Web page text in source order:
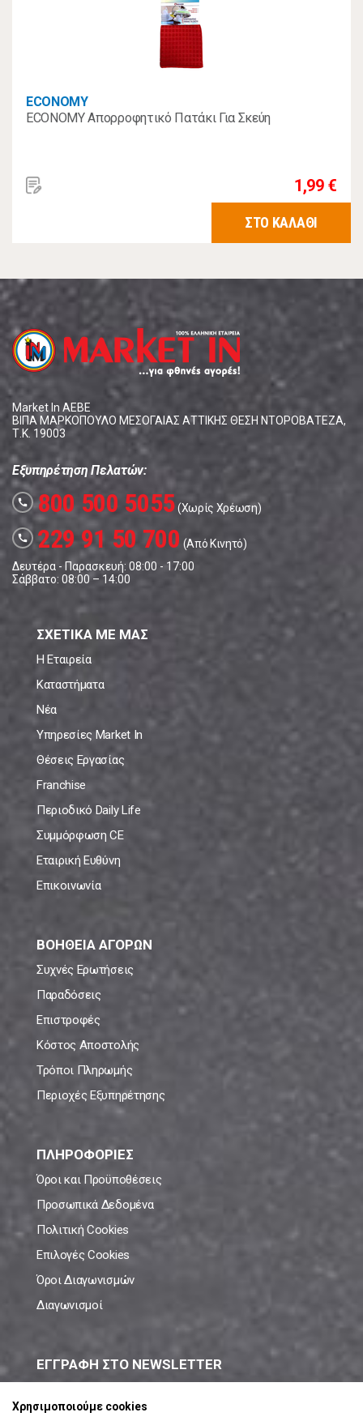
ECONOMY
ECONOMY Απορροφητικό Πατάκι Για Σκεύη
1,99 €
ΣΤΟ ΚΑΛΑΘΙ
Market In ΑΕΒΕ
ΒΙΠΑ ΜΑΡΚΟΠΟΥΛΟ ΜΕΣΟΓΑΙΑΣ ΑΤΤΙΚΗΣ ΘΕΣΗ ΝΤΟΡΟΒΑΤΕΖΑ,
Τ.Κ. 19003
Εξυπηρέτηση Πελατών:
call 800 500 5055(Χωρίς Χρέωση)
call 229 91 50 700 (Από Κινητό)
Δευτέρα - Παρασκευή: 08:00 - 17:00
Σάββατο: 08:00 – 14:00
ΣΧΕΤΙΚΑ ΜΕ ΜΑΣ
Η Εταιρεία
Καταστήματα
Νέα
Υπηρεσίες Market In
Θέσεις Εργασίας
Franchise
Περιοδικό Daily Life
Συμμόρφωση CE
Εταιρική Ευθύνη
Επικοινωνία
ΒΟΗΘΕΙΑ ΑΓΟΡΩΝ
Συχνές Ερωτήσεις
Παραδόσεις
Επιστροφές
Κόστος Αποστολής
Τρόποι Πληρωμής
Περιοχές Εξυπηρέτησης
ΠΛΗΡΟΦΟΡΙΕΣ
Όροι και Προϋποθέσεις
Προσωπικά Δεδομένα
Πολιτική Cookies
Επιλογές Cookies
Όροι Διαγωνισμών
Διαγωνισμοί
ΕΓΓΡΑΦΗ ΣΤΟ NEWSLETTER
Χρησιμοποιούμε cookies